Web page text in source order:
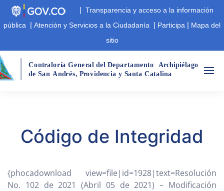
| Transparencia y acceso a la información
pública | Atención y Servicios a la Ciudadanía | Participa | Mapa del
sitio
Contraloría General del Departamento Archipiélago
de San Andrés, Providencia y Santa Catalina
Código de Integridad
{phocadownload view=file|id=1928|text=Resolución
No. 102 de 2021 (Abril 05 de 2021) – Modificación